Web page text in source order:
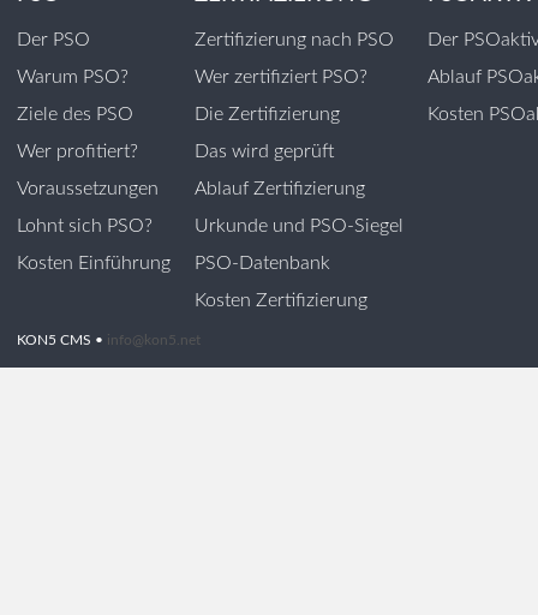
Der PSO
Warum PSO?
Ziele des PSO
Wer profitiert?
Voraussetzungen
Lohnt sich PSO?
Kosten Einführung
Zertifizierung nach PSO
Wer zertifiziert PSO?
Die Zertifizierung
Das wird geprüft
Ablauf Zertifizierung
Urkunde und PSO-Siegel
PSO-Datenbank
Kosten Zertifizierung
Der
Ablauf
Kosten
KON5 CMS • info@kon5.net